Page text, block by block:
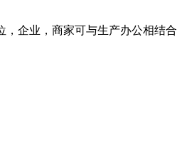
企业，商家可与生产办公相结合